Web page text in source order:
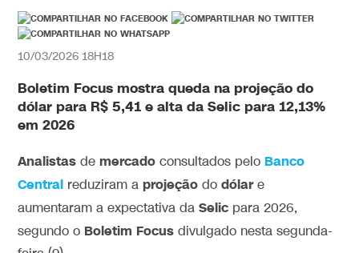
10/03/2026 18H18
Boletim Focus mostra queda na projeção do
dólar para R$ 5,41 e alta da Selic para 12,13%
em 2026
Analistas demercado consultados pelo Banco
Central reduziram aprojeção do dólare
aumentaram a expectativa da Selic para 2026,
segundo o Boletim Focus divulgado nesta segunda-